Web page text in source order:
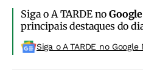
Siga o A TARDE no
principais destaques do
Siga o A TARDE no